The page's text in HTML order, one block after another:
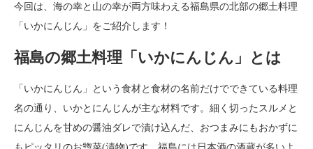
今回は、海の幸と山の幸が両方味わえる福島県の北部の郷土料理
「いかにんじん」をご紹介します！
福島の郷土料理「いかにんじん」とは
「いかにんじん」という食材と食材の名前だけでできている料理
名の通り、いかとにんじんが主な材料です。細く切ったスルメと
にんじんを甘めの醤油ダレで漬け込んだ、おつまみにもおかずに